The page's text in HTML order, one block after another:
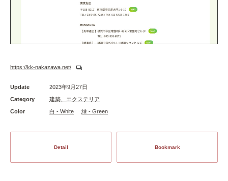
https://kk-nakazawa.net/
Update
2023年9月27日
Category
建築、エクステリア
Color
白 - White 緑 - Green
Detail Bookmark